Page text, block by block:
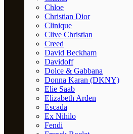
Chloe
Christian Dior
Clinique
Clive Christian
Creed
David Beckham
Davidoff
Dolce & Gabbana
Donna Karan (DKNY)
Elie Saab
Elizabeth Arden
Escada
Ex Nihilo
Fendi